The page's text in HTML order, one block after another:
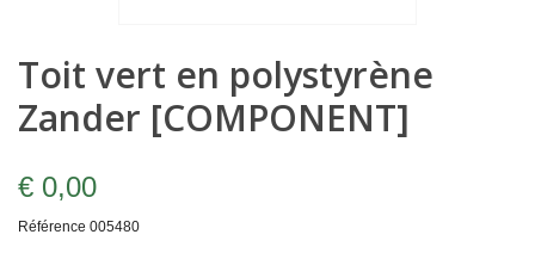
Toit vert en polystyrène
Zander [COMPONENT]
€ 0,00
Référence 005480